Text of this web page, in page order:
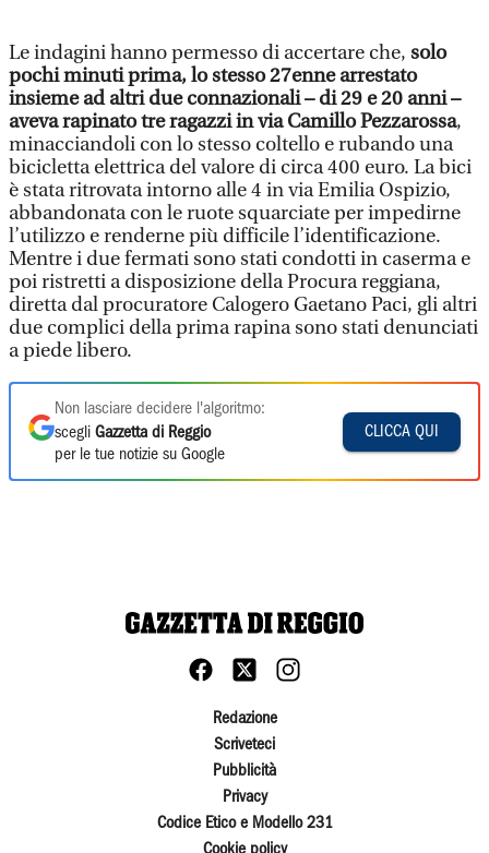
Le indagini hanno permesso di accertare che, solo
pochi minuti prima, lo stesso 27enne arrestato
insieme ad altri due connazionali – di 29 e 20 anni –
aveva rapinato tre ragazzi in via Camillo Pezzarossa,
minacciandoli con lo stesso coltello e rubando una
bicicletta elettrica del valore di circa 400 euro. La bici
è stata ritrovata intorno alle 4 in via Emilia Ospizio,
abbandonata con le ruote squarciate per impedirne
l’utilizzo e renderne più difficile l’identificazione.
Mentre i due fermati sono stati condotti in caserma e
poi ristretti a disposizione della Procura reggiana,
diretta dal procuratore Calogero Gaetano Paci, gli altri
due complici della prima rapina sono stati denunciati
a piede libero.
Non lasciare decidere l'algoritmo:
scegli Gazzetta di Reggio
per le tue notizie su Google
CLICCA QUI
Redazione
Scriveteci
Pubblicità
Privacy
Codice Etico e Modello 231
Cookie policy